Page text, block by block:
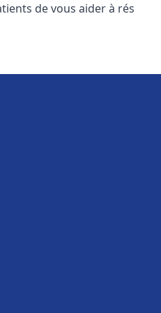
de vous aider à rés